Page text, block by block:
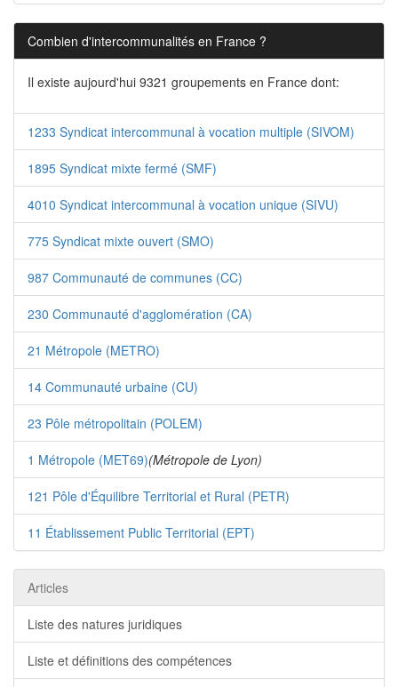
Combien d'intercommunalités en France ?
Il existe aujourd'hui 9321 groupements en France dont:
1233 Syndicat intercommunal à vocation multiple (SIVOM)
1895 Syndicat mixte fermé (SMF)
4010 Syndicat intercommunal à vocation unique (SIVU)
775 Syndicat mixte ouvert (SMO)
987 Communauté de communes (CC)
230 Communauté d'agglomération (CA)
21 Métropole (METRO)
14 Communauté urbaine (CU)
23 Pôle métropolitain (POLEM)
1 Métropole (MET69)(Métropole de Lyon)
121 Pôle d'Équilibre Territorial et Rural (PETR)
11 Établissement Public Territorial (EPT)
Articles
Liste des natures juridiques
Liste et définitions des compétences